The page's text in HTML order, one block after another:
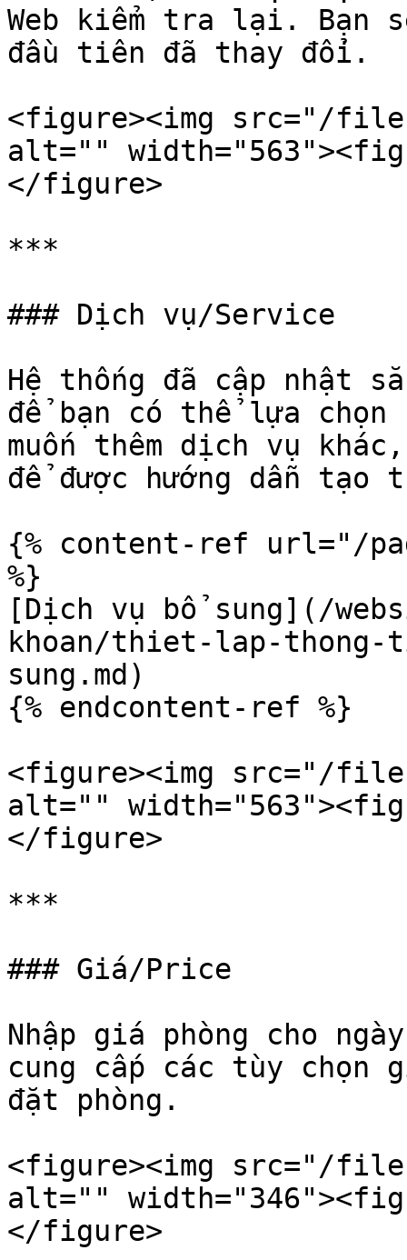
Web kiểm tra lại. Bạn
đầu tiên đã thay đổi.
<figure><img src="/
alt=""
</figure>
***
### Dịch vụ/Service
Hệ thống đã cập nhật
để bạn có thể lựa chọn
muốn thêm dịch vụ
để được hướng dẫn tạo
{% content-ref url="/
%}
[Dịch vụ bổ sung](/
khoan/thiet-lap-thong-
sung.md)
{% endcontent-ref %}
<figure><img src="/
alt=""
</figure>
***
### Giá/Price
Nhập giá phòng cho
cung cấp các tùy chọn
đặt phòng.
<figure><img src="/
alt=""
</figure>